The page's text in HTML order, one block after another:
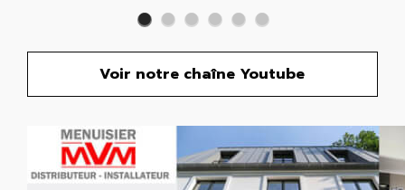
Voir notre chaîne Youtube